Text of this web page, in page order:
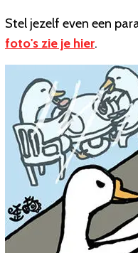
Stel jezelf even een
foto's zie je hier.